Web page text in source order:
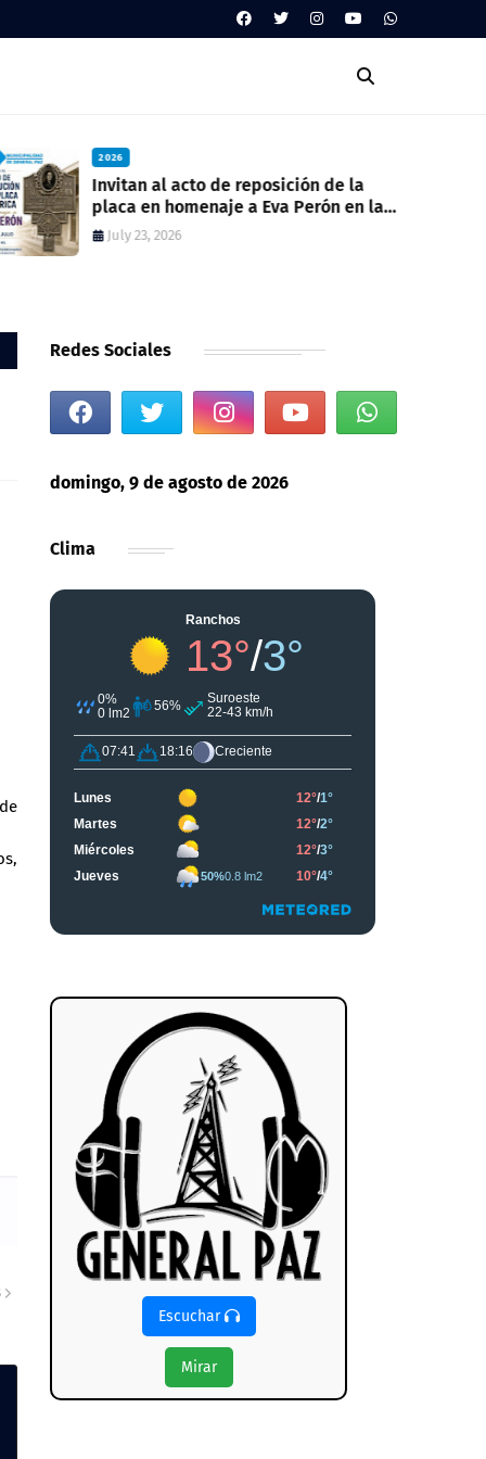
2026
Invitan al acto de reposición de la
placa en homenaje a Eva Perón en la
ex estación del ferrocarril
July 23, 2026
Redes Sociales
domingo, 9 de agosto de 2026
Clima
Escuchar
Mirar